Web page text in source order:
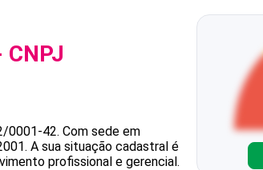
CNPJ
0001-42. Com sede em
A sua situação cadastral é
profissional e gerencial.